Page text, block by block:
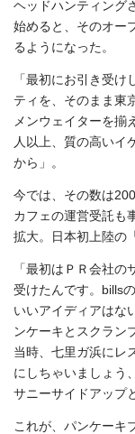
ヘッドハンティング
始めると、そのオー
るようになった。
「最初にお引き受
ティを、そのまま東
メンウェイターを揃
人以上、質の高いイ
から」。
今では、その数は
カフェの運営受託も
拡大。日本初上陸の
「最初はＰＲ会社
受けたんです。bills
いいアイディアはな
ンケーキとスクラン
当時、七里ガ浜にレ
にしちゃいましょう
サニーサイドアップ
これが、パンケーキ